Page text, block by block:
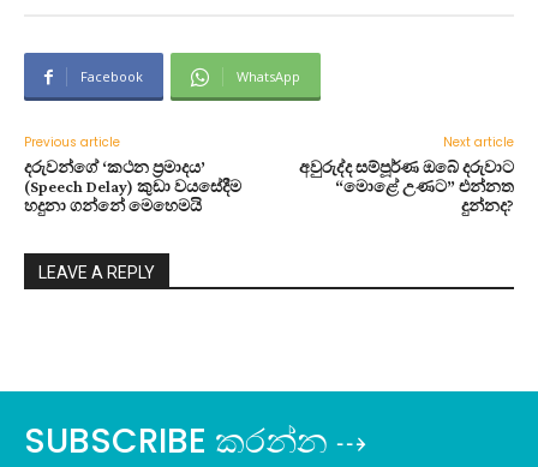
Facebook WhatsApp
Previous article
දරුවන්ගේ ‘කථන ප්‍රමාදය’
(Speech Delay) කුඩා වයසේදීම
හදුනා ගන්නේ මෙහෙමයි
Next article
අවුරුද්ද සම්පූර්ණ ඔබේ දරුවාට
“මොළේ උණට” එන්නත
දුන්නද?
LEAVE A REPLY
SUBSCRIBE කරන්න ⇢